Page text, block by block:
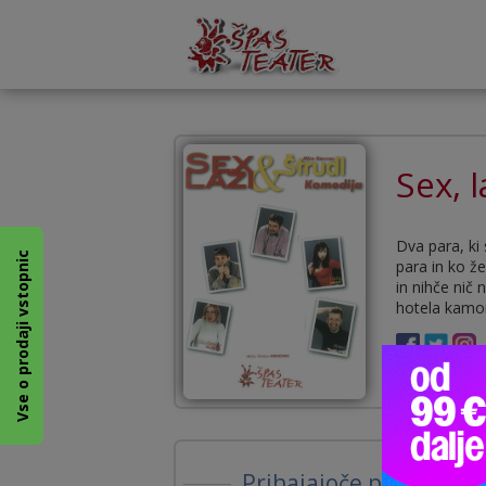
Vse o prodaji vstopnic
Sex,
Dva para,
para in ko
in nihče nič
hotela